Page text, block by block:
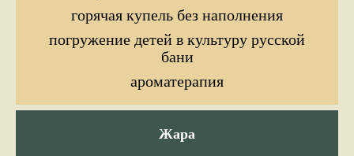
горячая купель без наполнения
погружение детей в культуру русской
бани
ароматерапия
Жара